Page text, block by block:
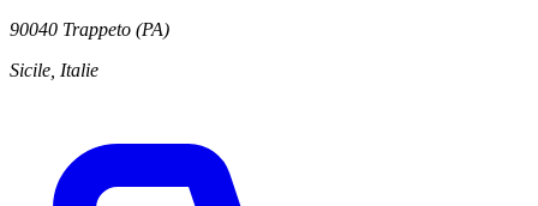
90040 Trappeto (PA)
Sicile, Italie